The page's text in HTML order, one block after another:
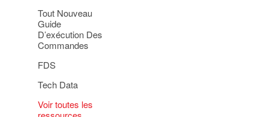
Tout Nouveau
Guide
D’exécution Des
Commandes
FDS
Tech Data
Voir toutes les